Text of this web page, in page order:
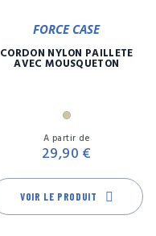
FORCE CASE
CORDON NYLON PAILLETE
AVEC MOUSQUETON
Or
A partir de
29,90 €
VOIR LE PRODUIT